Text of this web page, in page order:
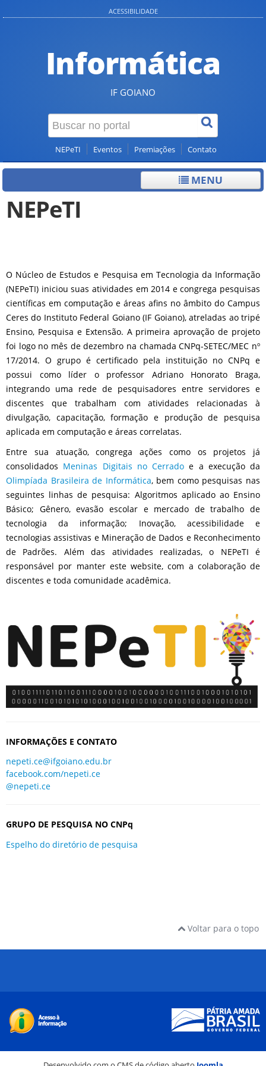
ACESSIBILIDADE
Informática
IF GOIANO
NEPeTI Eventos Premiações Contato
MENU
NEPeTI
O Núcleo de Estudos e Pesquisa em Tecnologia da Informação
(NEPeTI) iniciou suas atividades em 2014 e congrega pesquisas
científicas em computação e áreas afins no âmbito do Campus
Ceres do Instituto Federal Goiano (IF Goiano), atreladas ao tripé
Ensino, Pesquisa e Extensão. A primeira aprovação de projeto
foi logo no mês de dezembro na chamada CNPq-SETEC/MEC nº
17/2014. O grupo é certificado pela instituição no CNPq e
possui como líder o professor Adriano Honorato Braga,
integrando uma rede de pesquisadores entre servidores e
discentes que trabalham com atividades relacionadas à
divulgação, capacitação, formação e produção de pesquisa
aplicada em computação e áreas correlatas.
Entre sua atuação, congrega ações como os projetos já
consolidados Meninas Digitais no Cerrado e a execução da
Olimpíada Brasileira de Informática, bem como pesquisas nas
seguintes linhas de pesquisa: Algoritmos aplicado ao Ensino
Básico; Gênero, evasão escolar e mercado de trabalho de
tecnologia da informação; Inovação, acessibilidade e
tecnologias assistivas e Mineração de Dados e Reconhecimento
de Padrões. Além das atividades realizadas, o NEPeTI é
responsável por manter este website, com a colaboração de
discentes e toda comunidade acadêmica.
INFORMAÇÕES E CONTATO
nepeti.ce@ifgoiano.edu.br
facebook.com/nepeti.ce
@nepeti.ce
GRUPO DE PESQUISA NO CNPq
Espelho do diretório de pesquisa
Voltar para o topo